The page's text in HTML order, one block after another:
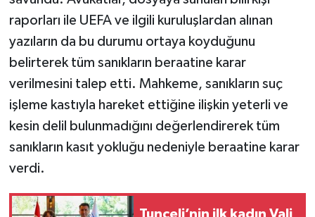
raporları ile UEFA ve ilgili kuruluşlardan alınan
yazıların da bu durumu ortaya koyduğunu
belirterek tüm sanıkların beraatine karar
verilmesini talep etti. Mahkeme, sanıkların suç
işleme kastıyla hareket ettiğine ilişkin yeterli ve
kesin delil bulunmadığını değerlendirerek tüm
sanıkların kasıt yokluğu nedeniyle beraatine karar
verdi.